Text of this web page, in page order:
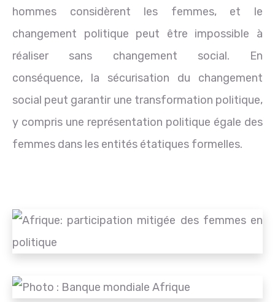
hommes considèrent les femmes, et le
changement politique peut être impossible à
réaliser sans changement social. En
conséquence, la sécurisation du changement
social peut garantir une transformation politique,
y compris une représentation politique égale des
femmes dans les entités étatiques formelles.